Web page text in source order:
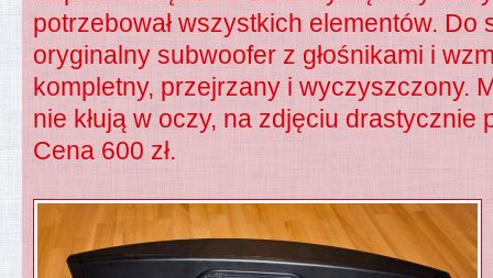
potrzebował wszystkich elementów. Do
oryginalny subwoofer z głośnikami i
kompletny, przejrzany i wyczyszczony.
nie kłują w oczy, na zdjęciu drastycznie
Cena 600 zł.